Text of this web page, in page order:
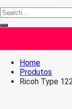
Home
Produtos
Ricoh Type